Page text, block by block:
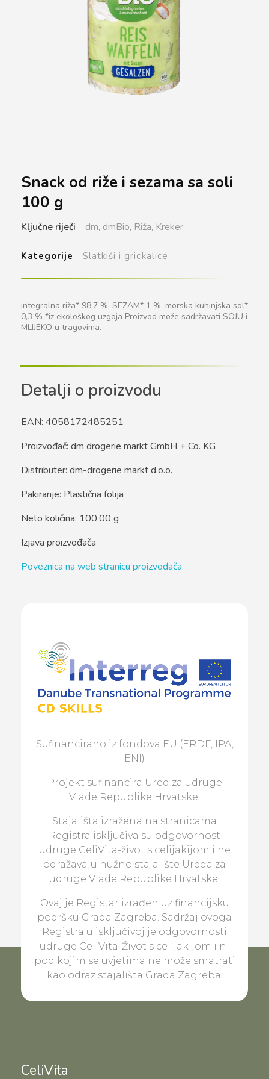
Snack od riže i sezama sa soli
100 g
integralna riža* 98,7 %, SEZAM* 1 %, morska kuhinjska sol*
0,3 % *iz ekološkog uzgoja Proizvod može sadržavati SOJU i
MLIJEKO u tragovima.
Ključne riječi dm, dmBio, Riža, Kreker
Kategorije Slatkiši i grickalice
Detalji o proizvodu
EAN: 4058172485251
Proizvođač: dm drogerie markt GmbH + Co. KG
Distributer: dm-drogerie markt d.o.o.
Pakiranje: Plastična folija
Neto količina: 100.00 g
Izjava proizvođača
Poveznica na web stranicu proizvođača
Sufinancirano iz fondova EU (ERDF, IPA,
ENI)
Projekt sufinancira Ured za udruge
Vlade Republike Hrvatske.
Stajališta izražena na stranicama
Registra isključiva su odgovornost
udruge CeliVita-život s celijakijom i ne
odražavaju nužno stajalište Ureda za
udruge Vlade Republike Hrvatske.
Ovaj je Registar izrađen uz financijsku
podršku Grada Zagreba. Sadržaj ovoga
Registra u isključivoj je odgovornosti
udruge CeliVita-Život s celijakijom i ni
pod kojim se uvjetima ne može smatrati
kao odraz stajališta Grada Zagreba.
CeliVita